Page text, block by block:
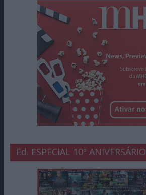
Ed. ESPECIAL 10º ANIVERSÁRIO